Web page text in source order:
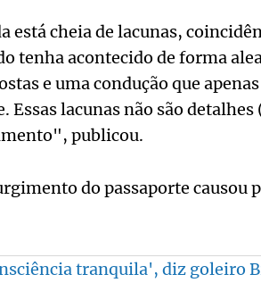
está cheia de lacunas,
tenha acontecido de forma
e uma condução que
lacunas não são detalhes
publicou.
do passaporte causou
tranquila', diz goleiro